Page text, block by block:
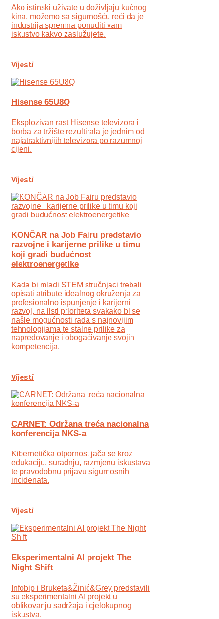
Ako istinski uživate u doživljaju kućnog
kina, možemo sa sigurnošću reći da je
industrija spremna ponuditi vam
iskustvo kakvo zaslužujete.
Vijesti
Hisense 65U8Q
Eksplozivan rast Hisense televizora i
borba za tržište rezultirala je jednim od
najatraktivnijih televizora po razumnoj
cijeni.
Vijesti
KONČAR na Job Fairu predstavio
razvojne i karijerne prilike u timu
koji gradi budućnost
elektroenergetike
Kada bi mladi STEM stručnjaci trebali
opisati atribute idealnog okruženja za
profesionalno ispunjenje i karijerni
razvoj, na listi prioriteta svakako bi se
našle mogućnosti rada s najnovijim
tehnologijama te stalne prilike za
napredovanje i obogaćivanje svojih
kompetencija.
Vijesti
CARNET: Održana treća nacionalna
konferencija NKS-a
Kibernetička otpornost jača se kroz
edukaciju, suradnju, razmjenu iskustava
te pravodobnu prijavu sigurnosnih
incidenata.
Vijesti
Eksperimentalni AI projekt The
Night Shift
Infobip i Bruketa&Žinić&Grey predstavili
su eksperimentalni AI projekt u
oblikovanju sadržaja i cjelokupnog
iskustva.